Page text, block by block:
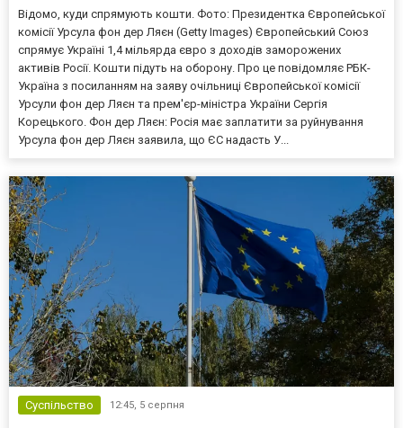
Відомо, куди спрямують кошти. Фото: Президентка Європейської
комісії Урсула фон дер Ляєн (Getty Images) Європейський Союз
спрямує Україні 1,4 мільярда євро з доходів заморожених
активів Росії. Кошти підуть на оборону. Про це повідомляє РБК-
Україна з посиланням на заяву очільниці Європейської комісії
Урсули фон дер Ляєн та прем'єр-міністра України Сергія
Корецького. Фон дер Ляєн: Росія має заплатити за руйнування
Урсула фон дер Ляєн заявила, що ЄС надасть У...
Суспільство 12:45, 5 серпня